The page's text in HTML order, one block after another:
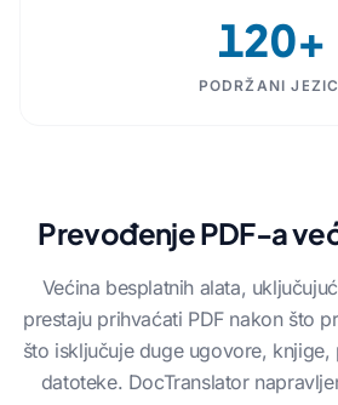
120+
PODRŽANI
Prevođenje PDF-a
Većina besplatnih alata,
prestaju prihvaćati PDF nakon što
što isključuje duge ugovore, knjige,
datoteke. DocTranslator